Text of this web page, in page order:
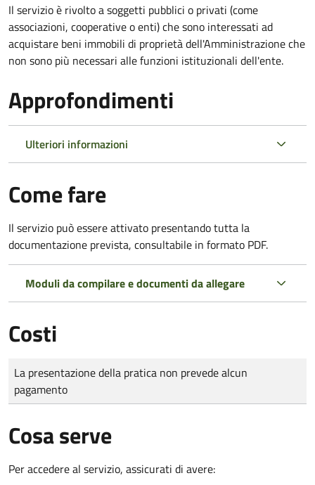
Il servizio è rivolto a soggetti pubblici o privati (come
associazioni, cooperative o enti) che sono interessati ad
acquistare beni immobili di proprietà dell'Amministrazione che
non sono più necessari alle funzioni istituzionali dell'ente.
Approfondimenti
Ulteriori informazioni
Come fare
Il servizio può essere attivato presentando tutta la
documentazione prevista, consultabile in formato PDF.
Moduli da compilare e documenti da allegare
Costi
Tipo di pagamento
Importo
La presentazione della pratica non prevede alcun
pagamento
Cosa serve
Per accedere al servizio, assicurati di avere: